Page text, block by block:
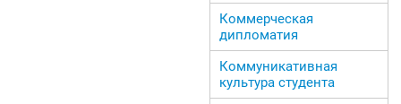
Коммерческая
дипломатия
Коммуникативная
культура студента